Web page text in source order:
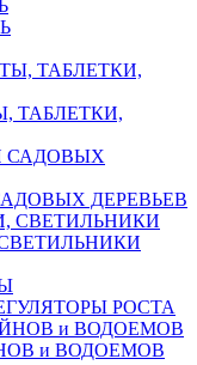
ТАБЛЕТКИ,
ДЕРЕВЬЕВ
РОСТА
и ВОДОЕМОВ